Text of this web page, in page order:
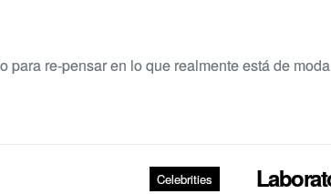
para re-pensar en lo que realmente está de
Celebrities